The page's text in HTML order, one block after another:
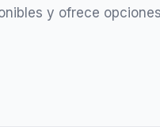
y ofrece